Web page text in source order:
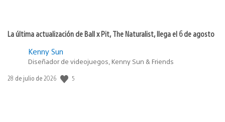
La última actualización de Ball x Pit, The Naturalist, llega el 6 de agosto
Kenny Sun
Diseñador de videojuegos, Kenny Sun & Friends
Fecha
28 de julio de 2026 5